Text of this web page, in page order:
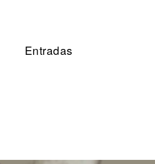
Entradas